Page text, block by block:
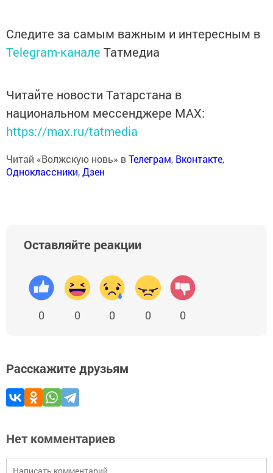
Следите за самым важным и интересным в
Telegram-канале Татмедиа
Читайте новости Татарстана в
национальном мессенджере MАХ:
https://max.ru/tatmedia
Читай «Волжскую новь» вТелеграм, Вконтакте,
Одноклассники,Дзен
Оставляйте реакции
0 0 0 0 0
Расскажите друзьям
Нет комментариев